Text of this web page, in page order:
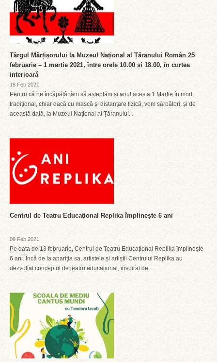
Târgul Mărțișorului la Muzeul Național al Țăranului Român 25
februarie – 1 martie 2021, între orele 10.00 și 18.00, în curtea
interioară
18 Feb 2021
Pentru că ne încăpățânăm să așteptăm și anul acesta 1 Martie în mod
tradițional, chiar dacă cu mască și distanțare fizică, vom sărbători, și de
această dată, la Muzeul Național al Țăranului...
Centrul de Teatru Educațional Replika împlinește 6 ani
09 Feb 2021
Pe data de 13 februarie, Centrul de Teatru Educațional Replika împlinește
6 ani. Încă de la apariția sa, artistele și artiștii Centrului Replika au
dezvoltat conceptul de teatru educațional, inspirat de...